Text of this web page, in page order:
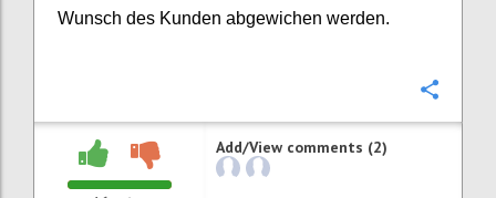
Wunsch des Kunden abgewichen werden.
Add/View comments (2)